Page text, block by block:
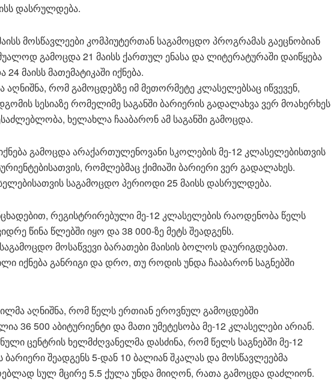
დასრულდება.
მოსწავლეები კომპიუტერთან საგამოცდო პროგრამას გაეცნობიან
გამოცდა 21 მაისს ქართულ ენასა და ლიტერატურაში დაიწყება
მაისს მათემატიკაში იქნება.
აღნიშნა, რომ გამოცდებზე იმ მეთორმეტე კლასელებსაც იწვევენ,
სესიაზე რომელიმე საგანში ბარიერის გადალახვა ვერ მოახერხეს
ხელახლა ჩააბარონ ამ საგანში გამოცდა.
იქნება გამოცდა არაქართულენოვანი სკოლების მე-12 კლასელებისთვის
რომლებმაც ქიმიაში ბარიერი ვერ გადალახეს.
საგამოცდო პერიოდი 25 მაისს დასრულდება.
რეგისტრირებული მე-12 კლასელების რაოდენობა წელს
წინა წლებში იყო და 38 000-ზე მეტს შეადგენს.
მოსაწვევი ბარათები მაისის ბოლოს დაურიგდებათ.
იქნება განრიგი და დრო, თუ როდის უნდა ჩააბარონ საგნებში
აღნიშნა, რომ წელს ერთიან ეროვნულ გამოცდებში
36 500 აბიტურიენტი და მათი უმეტესობა მე-12 კლასელები არიან.
ცენტრის ხელმძღვანელმა დასძინა, რომ წელს საგნებში მე-12
შეადგენს 5-დან 10 ბალიან შკალას და მოსწავლეებმა
სულ მცირე 5.5 ქულა უნდა მიიღონ, რათა გამოცდა დაძლიონ.